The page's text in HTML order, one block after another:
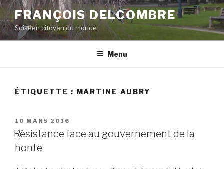
Aller
au
contenu
principal
FRANÇOIS DELCOMBRE
Soiséen citoyen du monde
Menu
ÉTIQUETTE : MARTINE AUBRY
PUBLIÉ
LE
10 MARS 2016
Résistance face au gouvernement de la
honte